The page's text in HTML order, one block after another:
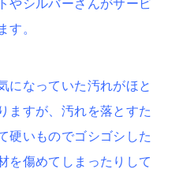
やシルバーさんがサービ
す。
になっていた汚れがほと
ますが、汚れを落とすた
硬いものでゴシゴシした
を傷めてしまったりして